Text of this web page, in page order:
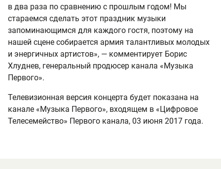
в два раза по сравнению с прошлым годом! Мы
стараемся сделать этот праздник музыки
запоминающимся для каждого гостя, поэтому на
нашей сцене собирается армия талантливых молодых
и энергичных артистов», — комментирует Борис
Хлуднев, генеральный продюсер канала «Музыка
Первого».
Телевизионная версия концерта будет показана на
канале «Музыка Первого», входящем в «Цифровое
Телесемейство» Первого канала, 03 июня 2017 года.